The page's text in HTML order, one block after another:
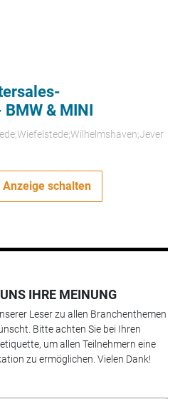
& MINI
Anzeige schalten
IHRE MEINUNG
Leser zu allen Branchenthemen
Bitte achten Sie bei Ihren
um allen Teilnehmern eine
zu ermöglichen. Vielen Dank!